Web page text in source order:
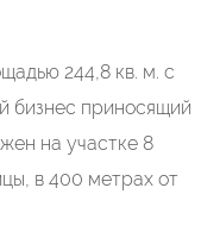
244,8 кв. м. с
бизнес приносящий
на участке 8
в 400 метрах от